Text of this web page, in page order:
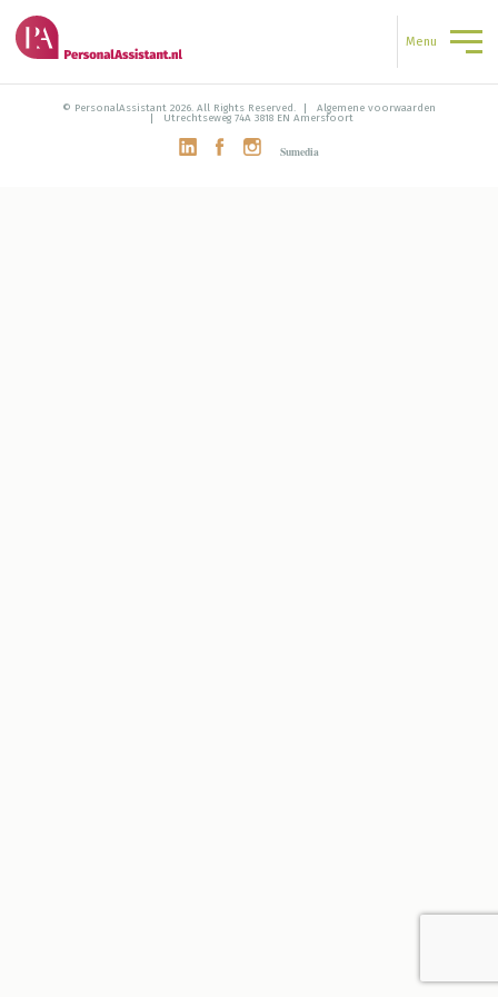
Menu
© PersonalAssistant 2026. All Rights Reserved. Algemene voorwaarden
Utrechtseweg 74A 3818 EN Amersfoort
Sumedia